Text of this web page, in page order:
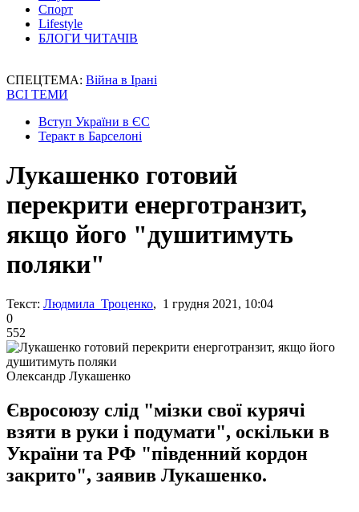
Спорт
Lifestyle
БЛОГИ ЧИТАЧІВ
СПЕЦТЕМА: Війна в Ірані
ВСІ ТЕМИ
Вступ України в ЄС
Теракт в Барселоні
Лукашенко готовий
перекрити енерготранзит,
якщо його "душитимуть
поляки"
Текст: Людмила Троценко, 1 грудня 2021, 10:04
0
552
Олександр Лукашенко
Євросоюзу слід "мізки свої курячі
взяти в руки і подумати", оскільки в
України та РФ "південний кордон
закрито", заявив Лукашенко.